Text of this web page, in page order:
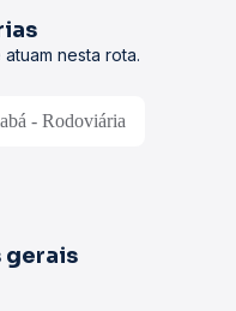
nesta rota.
- Rodoviária
gerais